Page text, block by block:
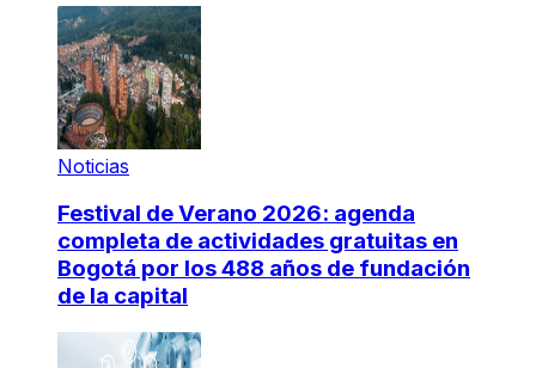
Noticias
Festival de Verano 2026: agenda
completa de actividades gratuitas en
Bogotá por los 488 años de fundación
de la capital